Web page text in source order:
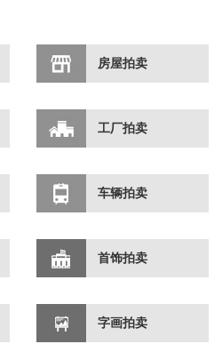
房屋拍卖
工厂拍卖
车辆拍卖
首饰拍卖
字画拍卖